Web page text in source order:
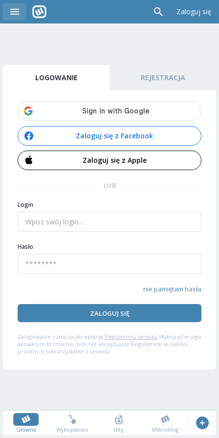
Zaloguj się
LOGOWANIE REJESTRACJA
Zaloguj się z Facebook
Zaloguj się z Apple
LUB
Login
Hasło
nie pamiętam hasła
ZALOGUJ SIĘ
Zalogowanie oznacza akceptację Regulaminu serwisu Wykop.pl w jego
aktualnym brzmieniu. Jeśli nie akceptujesz Regulaminu w całości,
prosimy o niekorzystanie z serwisu.
Główna Wykopalisko Hity Mikroblog